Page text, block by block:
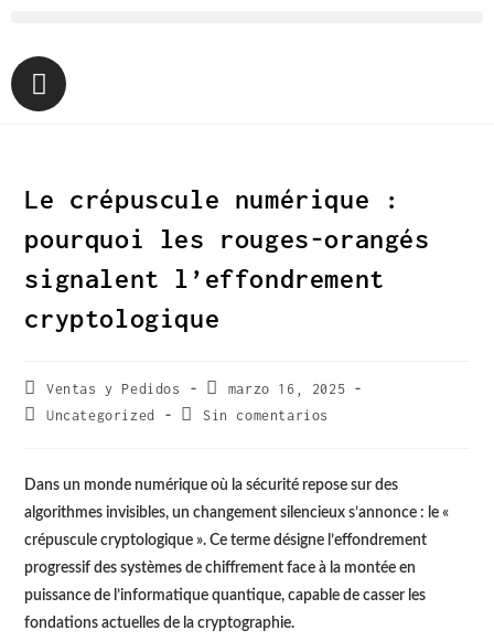
Le crépuscule numérique :
pourquoi les rouges-orangés
signalent l’effondrement
cryptologique
Ventas y Pedidos
marzo 16, 2025
Uncategorized
Sin comentarios
Dans un monde numérique où la sécurité repose sur des
algorithmes invisibles, un changement silencieux s’annonce : le «
crépuscule cryptologique ». Ce terme désigne l’effondrement
progressif des systèmes de chiffrement face à la montée en
puissance de l’informatique quantique, capable de casser les
fondations actuelles de la cryptographie.